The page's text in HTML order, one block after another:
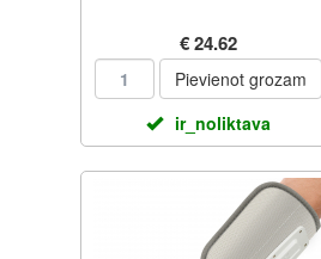
€ 24.62
Pievienot grozam
ir_noliktava